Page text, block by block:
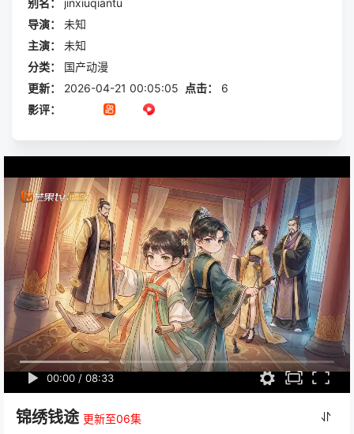
别名：
jinxiuqiantu
导演：
未知
主演：
未知
分类：
国产动漫
更新：
2026-04-21 00:05:05 点击：
6
影评：
00:00 / 08:33
锦绣钱途 更新至06集